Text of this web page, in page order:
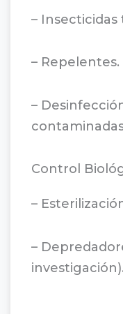
– Insecticidas
– Repelentes.
–
Control
–
–
investigación).